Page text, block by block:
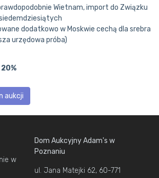
Wietnam, import do Związku
dodatkowo w Moskwie cechą dla srebra
urzędowa próba)
aukcji
w
Dom Aukcyjny Adam's w
Poznaniu
ul. Jana Matejki 62, 60-771